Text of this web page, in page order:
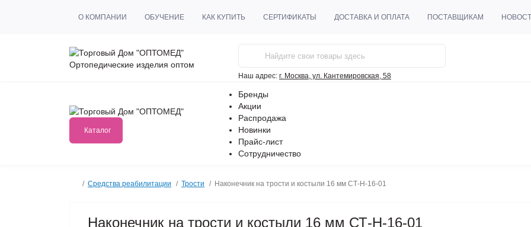
О КОМПАНИИ ОБУЧЕНИЕ КАК КУПИТЬ СЕРТИФИКАТЫ ДОСТАВКА И ОПЛАТА ПОСТАВЩИКАМ
Ортопедические изделия оптом
Наш адрес: г. Москва, ул. Кантемировская, 58
Каталог
Бренды
Акции
Распродажа
Новинки
Прайс-лист
Сотрудничество
Средства реабилитации Трости Наконечник на трости и костыли 16 мм СТ-Н-16-01
Наконечник на трости и костыли 16 мм СТ-Н-16-01